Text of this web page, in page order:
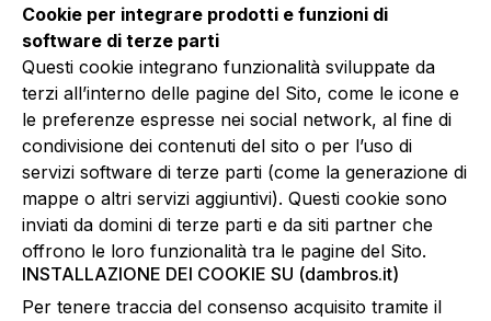
Cookie per integrare prodotti e funzioni di
software di terze parti
Questi cookie integrano funzionalità sviluppate da
terzi all’interno delle pagine del Sito, come le icone e
le preferenze espresse nei social network, al fine di
condivisione dei contenuti del sito o per l’uso di
servizi software di terze parti (come la generazione di
mappe o altri servizi aggiuntivi). Questi cookie sono
inviati da domini di terze parti e da siti partner che
offrono le loro funzionalità tra le pagine del Sito.
INSTALLAZIONE DEI COOKIE SU (dambros.it)
Per tenere traccia del consenso acquisito tramite il